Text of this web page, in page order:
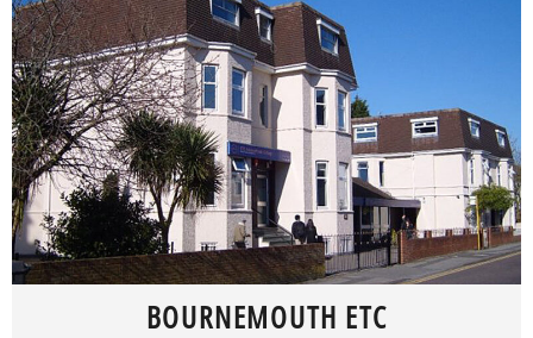
BOURNEMOUTH ETC